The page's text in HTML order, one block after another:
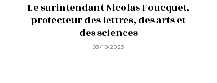
Le surintendant Nicolas Foucquet,
protecteur des lettres, des arts et
des sciences
03/10/2023